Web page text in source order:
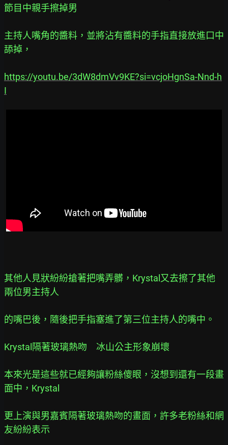
節目中親手擦掉男
主持人嘴角的醬料，並將沾有醬料的手指直接放進口中
舔掉，
https://youtu.be/3dW8dmVv9KE?si=vcjoHgnSa-Nnd-h
I
其他人見狀紛紛搶著把嘴弄髒，Krystal又去擦了其他
兩位男主持人
的嘴巴後，隨後把手指塞進了第三位主持人的嘴中。
Krystal隔著玻璃熱吻　冰山公主形象崩壞
本來光是這些就已經夠讓粉絲傻眼，沒想到還有一段畫
面中，Krystal
更上演與男嘉賓隔著玻璃熱吻的畫面，許多老粉絲和網
友紛紛表示